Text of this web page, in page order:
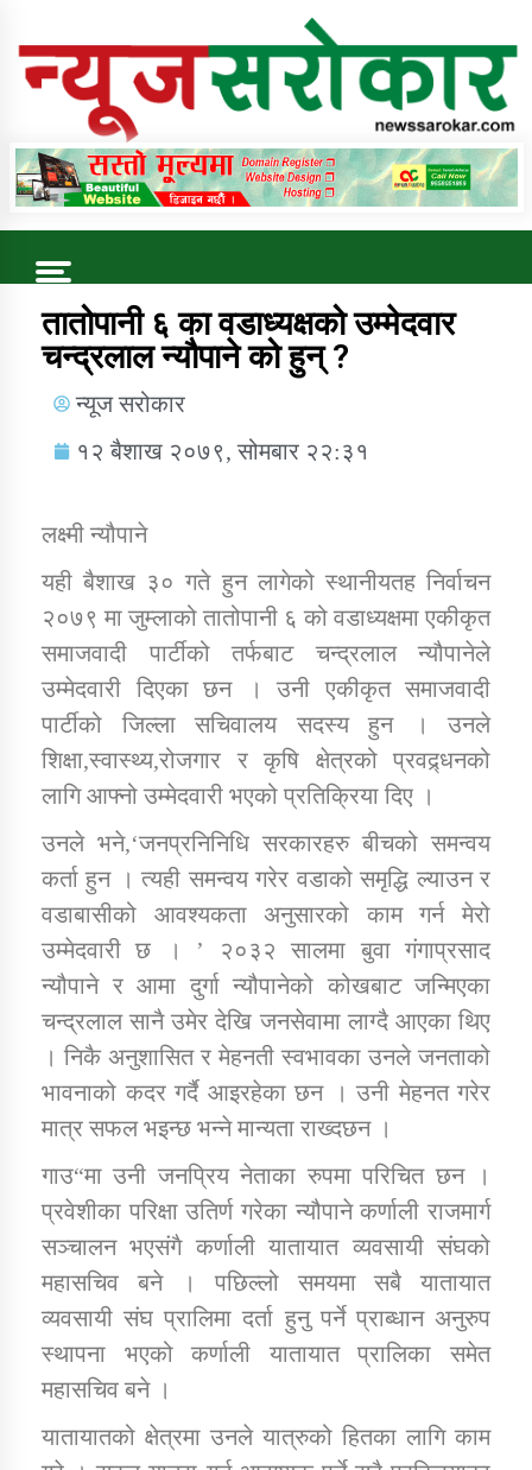
Online News Portal
Trending Now
कुषि बिकास कार्यालय जुम्ला सुचना सन्देश
डिभिजन कार्यालय जुम्लाको सुचना सन्देश
कर्णाली प्रविधि शिक्षालय जुम्लाको सुचना
सामाजिक बिकास कार्यालय जुम्लाकाे सुचना
कार्यक्रम कार्यान्वयन एकाई जुम्लाको सुचना
तातोपानी ६ का वडाध्यक्षको उम्मेदवार
चन्द्रलाल न्यौपाने को हुन् ?
न्यूज सरोकार
१२ बैशाख २०७९, सोमबार २२:३१
लक्ष्मी न्यौपाने
यही बैशाख ३० गते हुन लागेको स्थानीयतह निर्वाचन
२०७९ मा जुम्लाको तातोपानी ६ को वडाध्यक्षमा एकीकृत
समाजवादी पार्टीको तर्फबाट चन्द्रलाल न्यौपानेले
उम्मेदवारी दिएका छन । उनी एकीकृत समाजवादी
पार्टीको जिल्ला सचिवालय सदस्य हुन । उनले
शिक्षा,स्वास्थ्य,रोजगार र कृषि क्षेत्रको प्रवद्र्धनको
लागि आफ्नो उम्मेदवारी भएको प्रतिक्रिया दिए ।
उनले भने,‘जनप्रनिनिधि सरकारहरु बीचको समन्वय
कर्ता हुन । त्यही समन्वय गरेर वडाको समृद्धि ल्याउन र
वडाबासीको आवश्यकता अनुसारको काम गर्न मेरो
उम्मेदवारी छ । ’ २०३२ सालमा बुवा गंगाप्रसाद
न्यौपाने र आमा दुर्गा न्यौपानेको कोखबाट जन्मिएका
चन्द्रलाल सानै उमेर देखि जनसेवामा लाग्दै आएका थिए
। निकै अनुशासित र मेहनती स्वभावका उनले जनताको
भावनाको कदर गर्दै आइरहेका छन । उनी मेहनत गरेर
मात्र सफल भइन्छ भन्ने मान्यता राख्दछन ।
गाउ“मा उनी जनप्रिय नेताका रुपमा परिचित छन ।
प्रवेशीका परिक्षा उतिर्ण गरेका न्यौपाने कर्णाली राजमार्ग
सञ्चालन भएसंगै कर्णाली यातायात व्यवसायी संघको
महासचिव बने । पछिल्लो समयमा सबै यातायात
व्यवसायी संघ प्रालिमा दर्ता हुनु पर्ने प्राब्धान अनुरुप
स्थापना भएको कर्णाली यातायात प्रालिका समेत
महासचिव बने ।
यातायातको क्षेत्रमा उनले यात्रुको हितका लागि काम